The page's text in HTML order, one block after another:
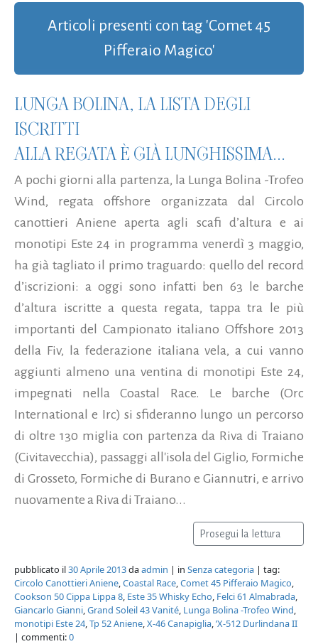
Articoli presenti con tag 'Comet 45
Pifferaio Magico'
LUNGA BOLINA, LA LISTA DEGLI
ISCRITTI
ALLA REGATA È GIÀ LUNGHISSIMA...
A pochi giorni alla partenza, la Lunga Bolina -Trofeo
Wind, regata offshore organizzata dal Circolo
canottieri Aniene aperta agli scafi d’altura e ai
monotipi Este 24 in programma venerdì 3 maggio,
ha già tagliato il primo traguardo: quello del record
d’iscrizioni: a oggi sono infatti ben 63 le barche
d’altura iscritte a questa regata, tappa tra le più
importanti del Campionato italiano Offshore 2013
della Fiv, la federazione italiana vela, a cui vanno
aggiunti almeno una ventina di monotipi Este 24,
impegnati nella Coastal Race. Le barche (Orc
International e Irc) si sfideranno lungo un percorso
di oltre 130 miglia con partenza da Riva di Traiano
(Civitavecchia), passaggi all'isola del Giglio, Formiche
di Grosseto, Formiche di Burano e Giannutri, e arrivo
nuovamente a Riva di Traiano...
Prosegui la lettura
pubblicato il30 Aprile 2013daadmin | in Senza categoria | tag:
Circolo Canottieri Aniene,Coastal Race,Comet 45 Pifferaio Magico,
Cookson 50 Cippa Lippa 8, Este 35 Whisky Echo, Felci 61 Almabrada,
Giancarlo Gianni,Grand Soleil 43 Vanité, Lunga Bolina -Trofeo Wind,
monotipi Este 24,Tp 52 Aniene,X-46 Canapiglia,’X-512 Durlindana II
| commenti:0